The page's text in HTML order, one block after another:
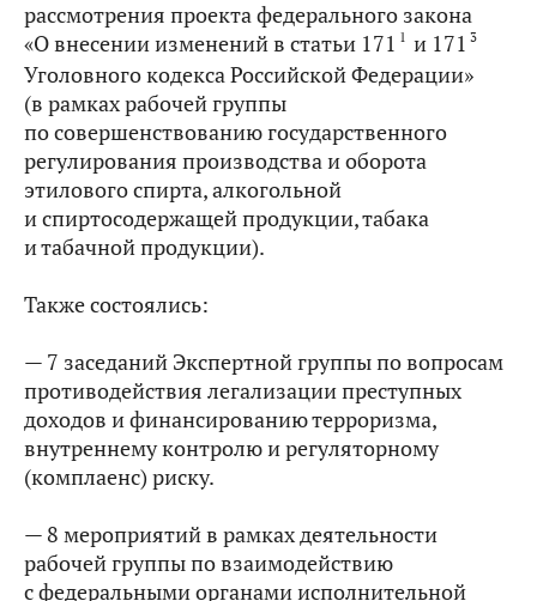
рассмотрения проекта федерального закона
«О внесении изменений в статьи 171 1 и 171 3
Уголовного кодекса Российской Федерации»
(в рамках рабочей группы
по совершенствованию государственного
регулирования производства и оборота
этилового спирта, алкогольной
и спиртосодержащей продукции, табака
и табачной продукции).
Также состоялись:
— 7 заседаний Экспертной группы по вопросам
противодействия легализации преступных
доходов и финансированию терроризма,
внутреннему контролю и регуляторному
(комплаенс) риску.
— 8 мероприятий в рамках деятельности
рабочей группы по взаимодействию
с федеральными органами исполнительной